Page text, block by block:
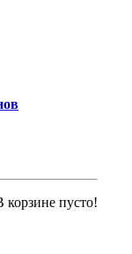
корзине пусто!